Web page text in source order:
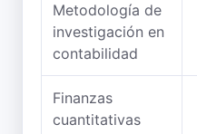
Metodología de
investigación en
contabilidad
Finanzas
cuantitativas